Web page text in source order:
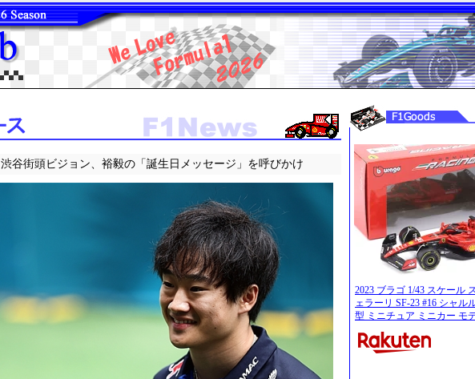
渋谷街頭ビジョン、裕毅の「誕生日メッセージ」を呼びかけ
2023 ブラゴ 1/43 スケール
ェラーリ SF-23 #16 シャル
型 ミニチュア ミニカー モ